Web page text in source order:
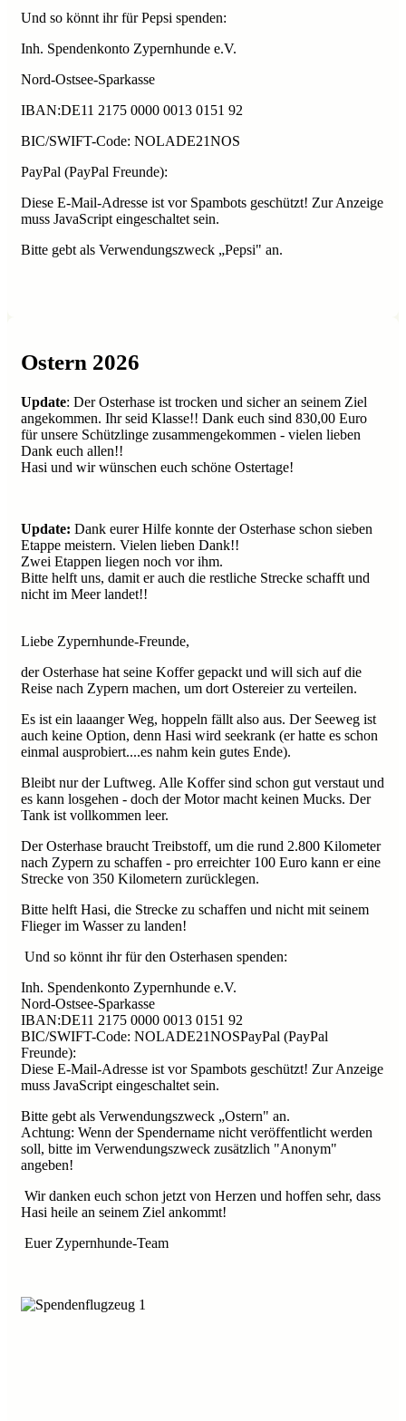
Und so könnt ihr für Pepsi spenden:
Inh. Spendenkonto Zypernhunde e.V.
Nord-Ostsee-Sparkasse
IBAN:DE11 2175 0000 0013 0151 92
BIC/SWIFT-Code: NOLADE21NOS
PayPal (PayPal Freunde):
Diese E-Mail-Adresse ist vor Spambots geschützt! Zur Anzeige
muss JavaScript eingeschaltet sein.
Bitte gebt als Verwendungszweck „Pepsi" an.
Ostern 2026
Update: Der Osterhase ist trocken und sicher an seinem Ziel
angekommen. Ihr seid Klasse!! Dank euch sind 830,00 Euro
für unsere Schützlinge zusammengekommen - vielen lieben
Dank euch allen!!
Hasi und wir wünschen euch schöne Ostertage!
Update: Dank eurer Hilfe konnte der Osterhase schon sieben
Etappe meistern. Vielen lieben Dank!!
Zwei Etappen liegen noch vor ihm.
Bitte helft uns, damit er auch die restliche Strecke schafft und
nicht im Meer landet!!
Liebe Zypernhunde-Freunde,
der Osterhase hat seine Koffer gepackt und will sich auf die
Reise nach Zypern machen, um dort Ostereier zu verteilen.
Es ist ein laaanger Weg, hoppeln fällt also aus. Der Seeweg ist
auch keine Option, denn Hasi wird seekrank (er hatte es schon
einmal ausprobiert....es nahm kein gutes Ende).
Bleibt nur der Luftweg. Alle Koffer sind schon gut verstaut und
es kann losgehen - doch der Motor macht keinen Mucks. Der
Tank ist vollkommen leer.
Der Osterhase braucht Treibstoff, um die rund 2.800 Kilometer
nach Zypern zu schaffen - pro erreichter 100 Euro kann er eine
Strecke von 350 Kilometern zurücklegen.
Bitte helft Hasi, die Strecke zu schaffen und nicht mit seinem
Flieger im Wasser zu landen!
Und so könnt ihr für den Osterhasen spenden:
Inh. Spendenkonto Zypernhunde e.V.
Nord-Ostsee-Sparkasse
IBAN:DE11 2175 0000 0013 0151 92
BIC/SWIFT-Code: NOLADE21NOSPayPal (PayPal
Freunde):
Diese E-Mail-Adresse ist vor Spambots geschützt! Zur Anzeige
muss JavaScript eingeschaltet sein.
Bitte gebt als Verwendungszweck „Ostern" an.
Achtung: Wenn der Spendername nicht veröffentlicht werden
soll, bitte im Verwendungszweck zusätzlich "Anonym"
angeben!
Wir danken euch schon jetzt von Herzen und hoffen sehr, dass
Hasi heile an seinem Ziel ankommt!
Euer Zypernhunde-Team